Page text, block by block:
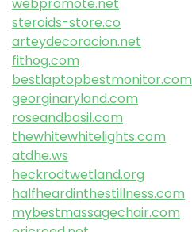
steroids-store.co
arteydecoracion.net
fithog.com
bestlaptopbestmonitor.com
georginaryland.com
roseandbasil.com
thewhitewhitelights.com
atdhe.ws
heckrodtwetland.org
halfheardinthestillness.com
mybestmassagechair.com